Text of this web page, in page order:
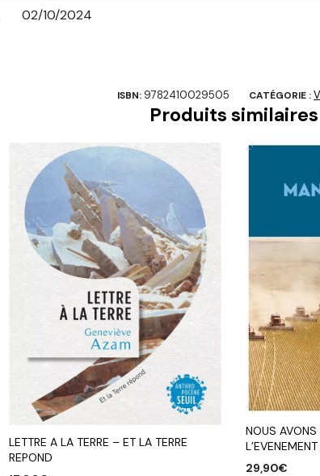
02/10/2024
ISBN: 9782410029505 CATÉGORIE :
Produits similaires
LETTRE A LA TERRE – ET LA TERRE
REPOND
NOUS
29,90€